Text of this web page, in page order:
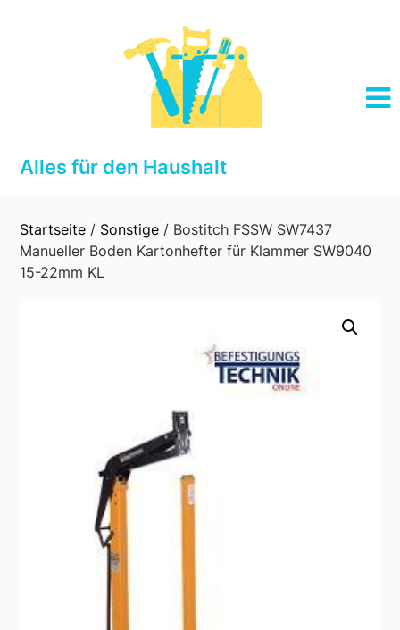
Alles für den Haushalt
Startseite / Sonstige / Bostitch FSSW SW7437
Manueller Boden Kartonhefter für Klammer SW9040
15-22mm KL